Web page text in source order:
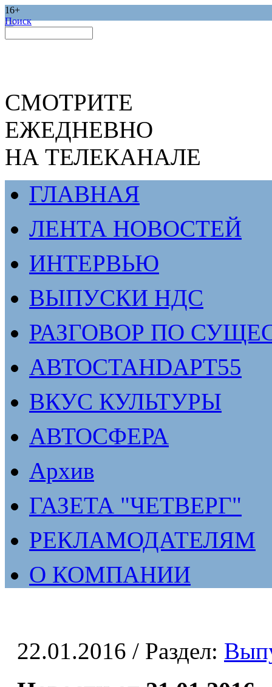
16+
Поиск
СМОТРИТЕ
ЕЖЕДНЕВНО
НА ТЕЛЕКАНАЛЕ
ГЛАВНАЯ
ЛЕНТА НОВОСТЕЙ
ИНТЕРВЬЮ
ВЫПУСКИ НДС
РАЗГОВОР ПО
АВТОСТАНDАРТ55
ВКУС КУЛЬТУРЫ
АВТОСФЕРА
Архив
ГАЗЕТА "ЧЕТВЕРГ"
РЕКЛАМОДАТЕЛЯМ
О КОМПАНИИ
22.01.2016 / Раздел: